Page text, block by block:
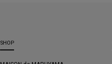
SHOP